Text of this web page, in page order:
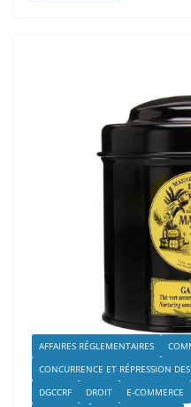
AFFAIRES RÉGLEMENTAIRES
CONCURRENCE ET RÉPRESSION
DGCCRF
DROIT E-COMMERCE